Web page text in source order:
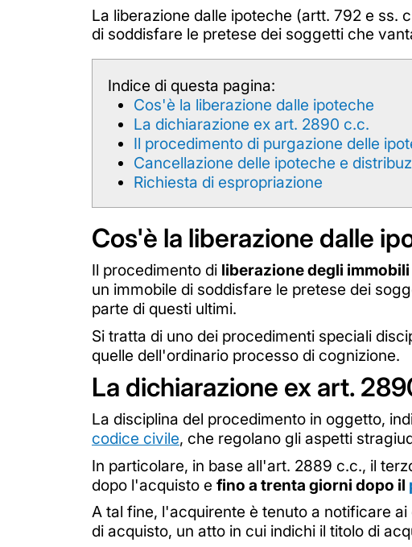
La liberazione dalle ipoteche (artt. 792 e ss.
di soddisfare le pretese dei soggetti che
Indice di questa pagina:
Cos'è la liberazione dalle ipoteche
La dichiarazione ex art. 2890 c.c.
Il procedimento di purgazione delle
Cancellazione delle ipoteche e
Richiesta di espropriazione
Cos'è la liberazione dalle
Il procedimento di liberazione degli
un immobile di soddisfare le pretese dei
parte di questi ultimi.
Si tratta di uno dei procedimenti speciali
quelle dell'ordinario processo di cognizione.
La dichiarazione ex art.
La disciplina del procedimento in oggetto,
codice civile, che regolano gli aspetti
In particolare, in base all'art. 2889 c.c., il
dopo l'acquisto e fino a trenta giorni dopo il
A tal fine, l'acquirente è tenuto a notificare
di acquisto, un atto in cui indichi il titolo di